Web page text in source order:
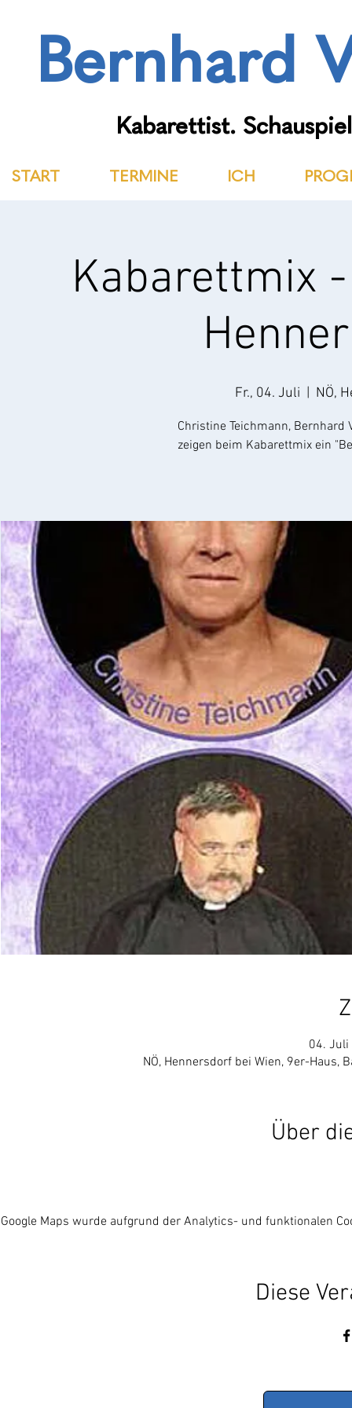
Bernhard
Kabarettist.
START TERMINE ICH
Kabarettmix
Fr., 04. Juli NÖ,
Christine Teichmann, Bernhard
zeigen beim Kabarettmix ein
04. Juli
NÖ, Hennersdorf bei Wien, 9er-Haus,
Über
Google Maps wurde aufgrund der Analytics- und funktionalen
Diese